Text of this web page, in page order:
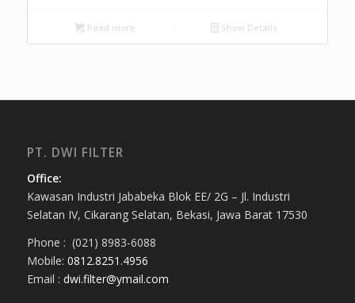
Read more Show Details
PT. DWI FILTER
Office:
Kawasan Industri Jababeka Blok EE/ 2G – Jl. Industri
Selatan IV, Cikarang Selatan, Bekasi, Jawa Barat 17530
Phone : (021) 8983-6088
Mobile: 0812.8251.4956
Email : dwi.filter@ymail.com